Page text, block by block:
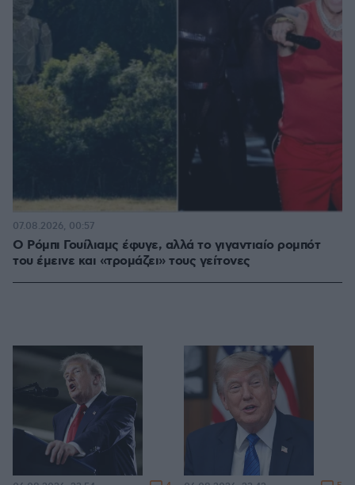
Ο Ρόμπι Γουίλιαμς έφυγε, αλλά το γιγαντιαίο ρομπότ
του έμεινε και «τρομάζει» τους γείτονες
07.08.2026, 00:57